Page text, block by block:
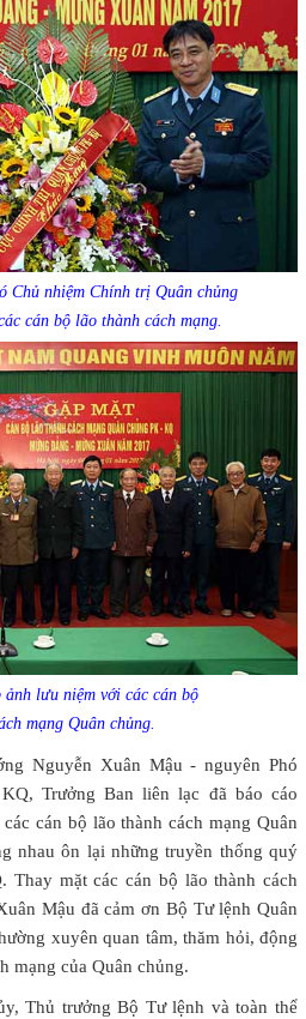
nhiệm Chính trị Quân chủng
cán bộ lão thành cách mạng.
ảnh lưu niệm với các cán bộ
mạng Quân chủng.
Nguyễn Xuân Mậu - nguyên Phó
Trưởng Ban liên lạc đã báo cáo
cán bộ lão thành cách mạng Quân
nhau ôn lại những truyền thống quý
Thay mặt các cán bộ lão thành cách
Mậu đã cảm ơn Bộ Tư lệnh Quân
xuyên quan tâm, thăm hỏi, động
mạng của Quân chủng.
Thủ trưởng Bộ Tư lệnh và toàn thể